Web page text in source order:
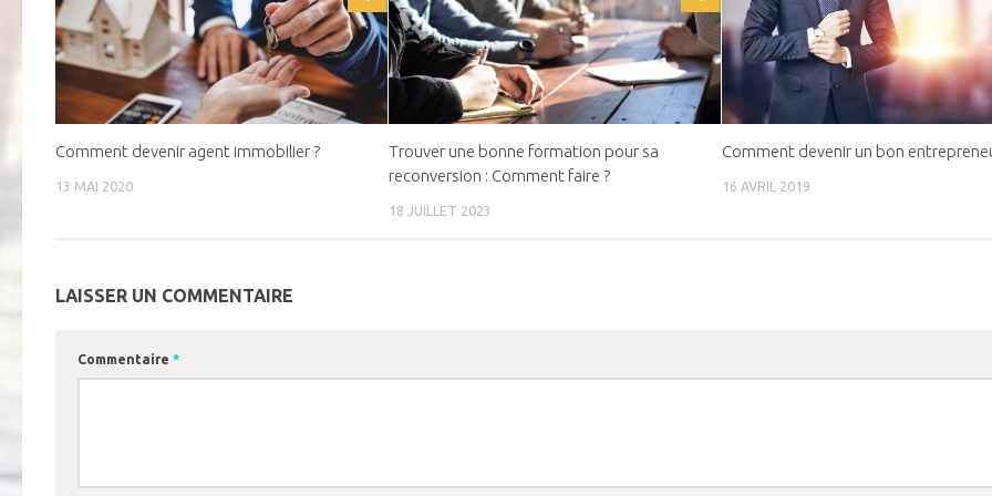
Comment devenir agent immobilier ?
13 MAI 2020
Trouver une bonne formation pour sa
reconversion : Comment faire ?
18 JUILLET 2023
Comment devenir un bon
16 AVRIL 2019
LAISSER UN COMMENTAIRE
Commentaire *